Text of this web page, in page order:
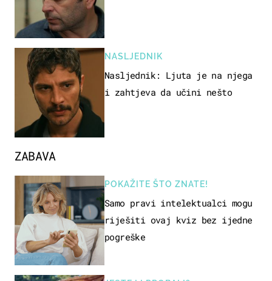
ZABAVA
POKAŽITE ŠTO ZNATE!
Samo pravi intelektualci mogu
riješiti ovaj kviz bez ijedne
pogreške
NASLJEDNIK
Nasljednik: Ljuta je na njega
i zahtjeva da učini nešto